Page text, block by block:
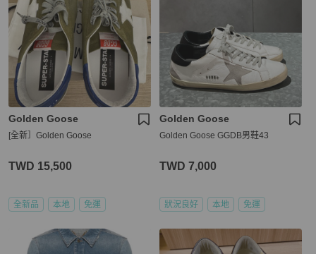
Golden Goose
[全新］Golden Goose
TWD 15,500
全新品 本地 免運
Golden Goose
Golden Goose GGDB男鞋43
TWD 7,000
狀況良好 本地 免運